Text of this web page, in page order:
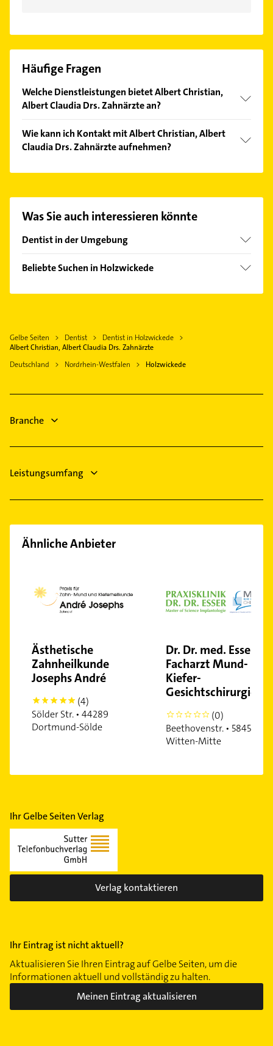
Häufige Fragen
Welche Dienstleistungen bietet Albert Christian,
Albert Claudia Drs. Zahnärzte an?
Kariesbehandlung, Präventivzahnmedizin und
Zahnpflege.
Wie kann ich Kontakt mit Albert Christian, Albert
Claudia Drs. Zahnärzte aufnehmen?
auswählen. Hier finden Sie alleKontaktdaten
Was Sie auch interessieren könnte
Dentist in der Umgebung
Unna
Fröndenberg /Ruhr
Bergkamen
Menden (Sauerland)
Bönen
Iserlohn
Beliebte Suchen in Holzwickede
Immobilien
Bauunternehmen
Logopädie
Bestatter
Gelbe Seiten Dentist
Dentist in Holzwickede
Albert Christian, Albert Claudia Drs. Zahnärzte
Deutschland
Nordrhein-Westfalen Holzwickede
Branche
Leistungsumfang
Ähnliche Anbieter
Ästhetische
Zahnheilkunde
Josephs André
5
(4)
Sölder Str. • 44289
Dortmund-Sölde
Dr. Dr. med. Esser
Facharzt Mund-
Kiefer-
Gesichtschirurgie
0
(0)
Beethovenstr. • 58452
Witten-Mitte
Ihr Gelbe Seiten Verlag
Verlag kontaktieren
Ihr Eintrag ist nicht aktuell?
Aktualisieren Sie Ihren Eintrag auf Gelbe Seiten, um die
Informationen aktuell und vollständig zu halten.
Meinen Eintrag aktualisieren